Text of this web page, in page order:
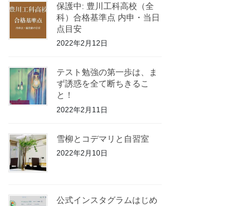
保護中: 豊川工科高校（全
科）合格基準点 内申・当日
点目安
2022年2月12日
テスト勉強の第一歩は、ま
ず誘惑を全て断ちきるこ
と！
2022年2月11日
雪柳とコデマリと自習室
2022年2月10日
公式インスタグラムはじめ